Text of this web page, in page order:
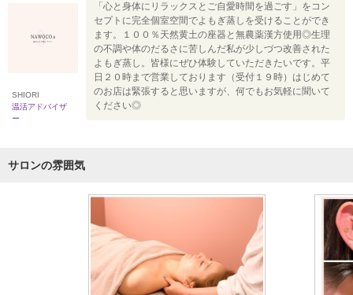
SHIORI
温活アドバイザ
ー
「心と身体にリラックスとご自愛時間を過ごす」をコン
セプトに完全個室空間でよもぎ蒸しを受けることができ
ます。１００％天然黄土の座器と無農薬漢方使用◎生理
の不調や体のだるさに苦しんだ私が少しづつ改善された
よもぎ蒸し。皆様にぜひ体験していただきたいです。平
日２０時まで営業しております（受付１９時）はじめて
のお店は緊張すると思いますが、何でもお気軽に聞いて
ください◎
サロンの雰囲気